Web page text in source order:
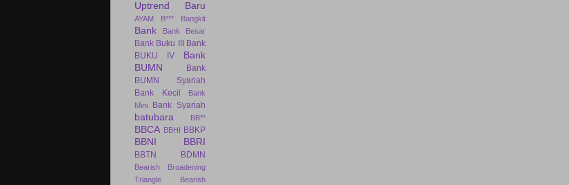
Uptrend Baru
AYAM B*** Bangkit
Bank Bank Besar
Bank Buku III
Bank
BUKU IV
Bank
BUMN
Bank
BUMN Syariah
Bank Kecil
Bank
Mini
Bank Syariah
batubara BB**
BBCA BBHI BBKP
BBNI BBRI
BBTN BDMN
Bearish Broadening
Triangle
Bearish